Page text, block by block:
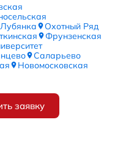
Лубянка
Охотный Ряд
Фрунзенская
Саларьево
Новомосковская
заявку